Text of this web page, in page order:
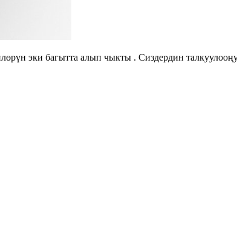
эки багытта алып чыкты . Сиздердин